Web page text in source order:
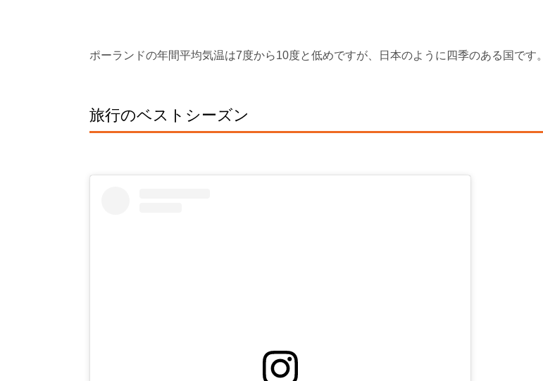
ポーランドの年間平均気温は7度から10度と低めですが、日本のように四季のある国です。
旅行のベストシーズン